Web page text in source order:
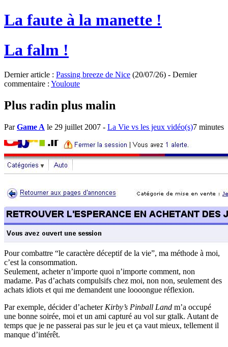
La faute à la manette !
La falm !
Dernier article : Passing breeze de Nice (20/07/26) - Dernier
commentaire : Youloute
Plus radin plus malin
ParGame A le 29 juillet 2007 - La Vie vs les jeux vidéo(s)7 minutes
Pour combattre “le caractère déceptif de la vie”, ma méthode à moi,
c’est la consommation.
Seulement, acheter n’importe quoi n’importe comment, non
madame. Pas d’achats compulsifs chez moi, non non, seulement des
achats idiots et qui me demandent une loooongue réflexion.
Par exemple, décider d’acheter Kirby’s Pinball Land m’a occupé
une bonne soirée, moi et un ami capturé au vol sur gtalk. Autant de
temps que je ne passerai pas sur le jeu et ça vaut mieux, tellement il
manque d’intérêt.